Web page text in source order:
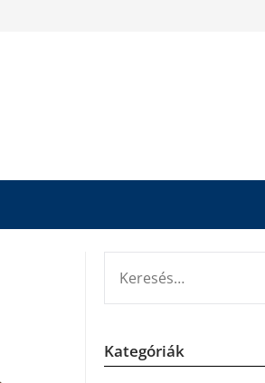
Kategóriák